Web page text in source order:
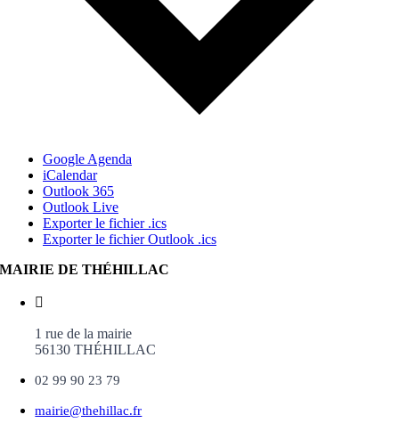
Google Agenda
iCalendar
Outlook 365
Outlook Live
Exporter le fichier .ics
Exporter le fichier Outlook .ics
MAIRIE DE THÉHILLAC
1 rue de la mairie
56130 THÉHILLAC
02 99 90 23 79
mairie@thehillac.fr